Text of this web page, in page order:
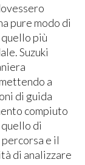
pure modo di
più
Suzuki
a
di guida
compiuto
di
e il
di analizzare